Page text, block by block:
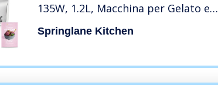
135W, 1.2L, Macchina per Gelato e
Sorbetto in Acciaio inox, Cestello per
Gelato Estraibile, Ice Cream Maker,
Springlane Kitchen